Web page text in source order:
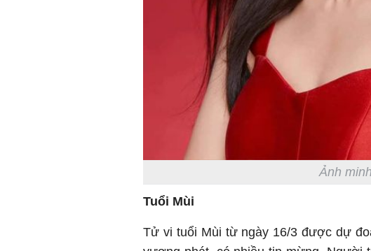
Ảnh
Tuổi Mùi
Tử vi tuổi Mùi từ ngày 16/3 được dự